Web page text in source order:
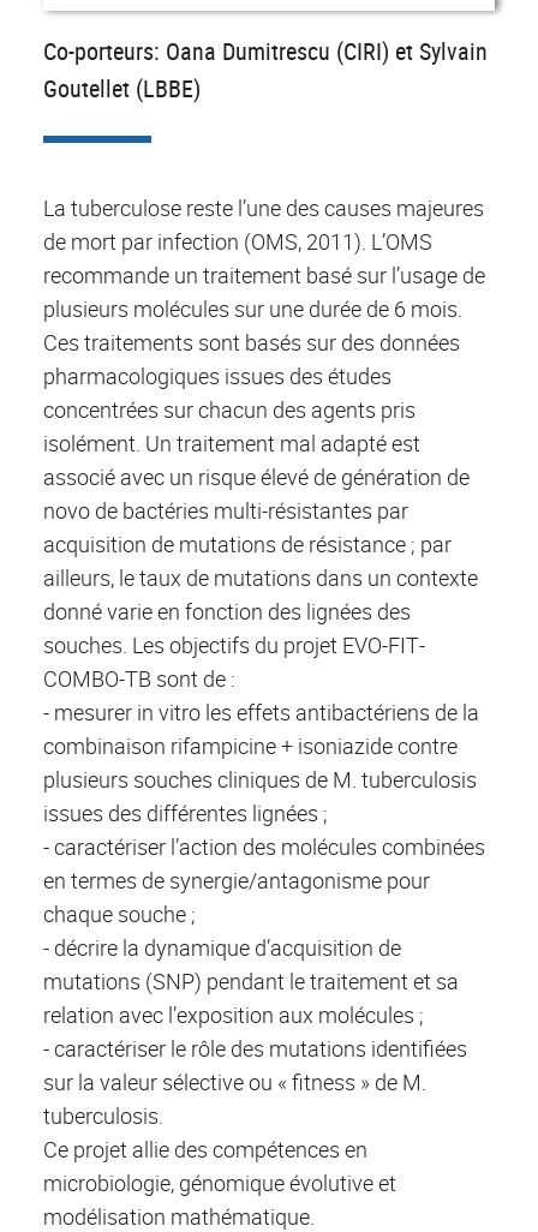
Co-porteurs: Oana Dumitrescu (CIRI) et Sylvain
Goutellet (LBBE)
La tuberculose reste l’une des causes majeures
de mort par infection (OMS, 2011). L’OMS
recommande un traitement basé sur l’usage de
plusieurs molécules sur une durée de 6 mois.
Ces traitements sont basés sur des données
pharmacologiques issues des études
concentrées sur chacun des agents pris
isolément. Un traitement mal adapté est
associé avec un risque élevé de génération de
novo de bactéries multi-résistantes par
acquisition de mutations de résistance ; par
ailleurs, le taux de mutations dans un contexte
donné varie en fonction des lignées des
souches. Les objectifs du projet EVO-FIT-
COMBO-TB sont de :
- mesurer in vitro les effets antibactériens de la
combinaison rifampicine + isoniazide contre
plusieurs souches cliniques de M. tuberculosis
issues des différentes lignées ;
- caractériser l’action des molécules combinées
en termes de synergie/antagonisme pour
chaque souche ;
- décrire la dynamique d’acquisition de
mutations (SNP) pendant le traitement et sa
relation avec l’exposition aux molécules ;
- caractériser le rôle des mutations identifiées
sur la valeur sélective ou « fitness » de M.
tuberculosis.
Ce projet allie des compétences en
microbiologie, génomique évolutive et
modélisation mathématique.